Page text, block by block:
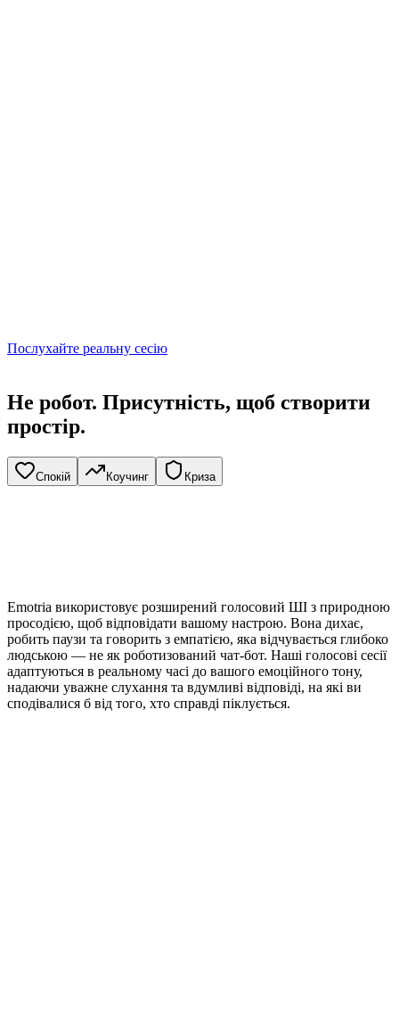
Послухайте реальну сесію
Не робот. Присутність, щоб створити
простір.
Спокій Коучинг Криза
Emotria використовує розширений голосовий ШІ з природною
просодією, щоб відповідати вашому настрою. Вона дихає,
робить паузи та говорить з емпатією, яка відчувається глибоко
людською — не як роботизований чат-бот. Наші голосові сесії
адаптуються в реальному часі до вашого емоційного тону,
надаючи уважне слухання та вдумливі відповіді, на які ви
сподівалися б від того, хто справді піклується.